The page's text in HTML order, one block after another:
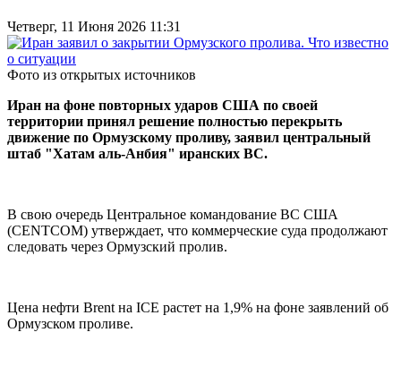
Четверг, 11 Июня 2026 11:31
Фото из открытых источников
Иран на фоне повторных ударов США по своей
территории принял решение полностью перекрыть
движение по Ормузскому проливу, заявил центральный
штаб "Хатам аль-Анбия" иранских ВС.
В свою очередь Центральное командование ВС США
(CENTCOM) утверждает, что коммерческие суда продолжают
следовать через Ормузский пролив.
Цена нефти Brent на ICE растет на 1,9% на фоне заявлений об
Ормузском проливе.